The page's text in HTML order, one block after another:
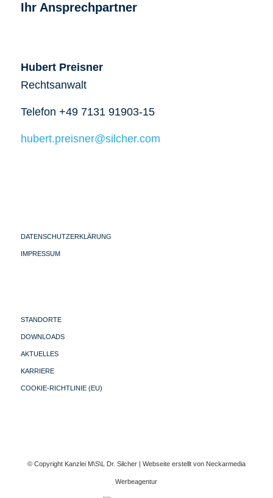
Ihr Ansprechpartner
Hubert Preisner
Rechtsanwalt
Telefon +49 7131 91903-15
hubert.preisner@silcher.com
DATENSCHUTZERKLÄRUNG
IMPRESSUM
STANDORTE
DOWNLOADS
AKTUELLES
KARRIERE
COOKIE-RICHTLINIE (EU)
© Copyright Kanzlei M\S\L Dr. Silcher | Webseite erstellt von Neckarmedia
Werbeagentur